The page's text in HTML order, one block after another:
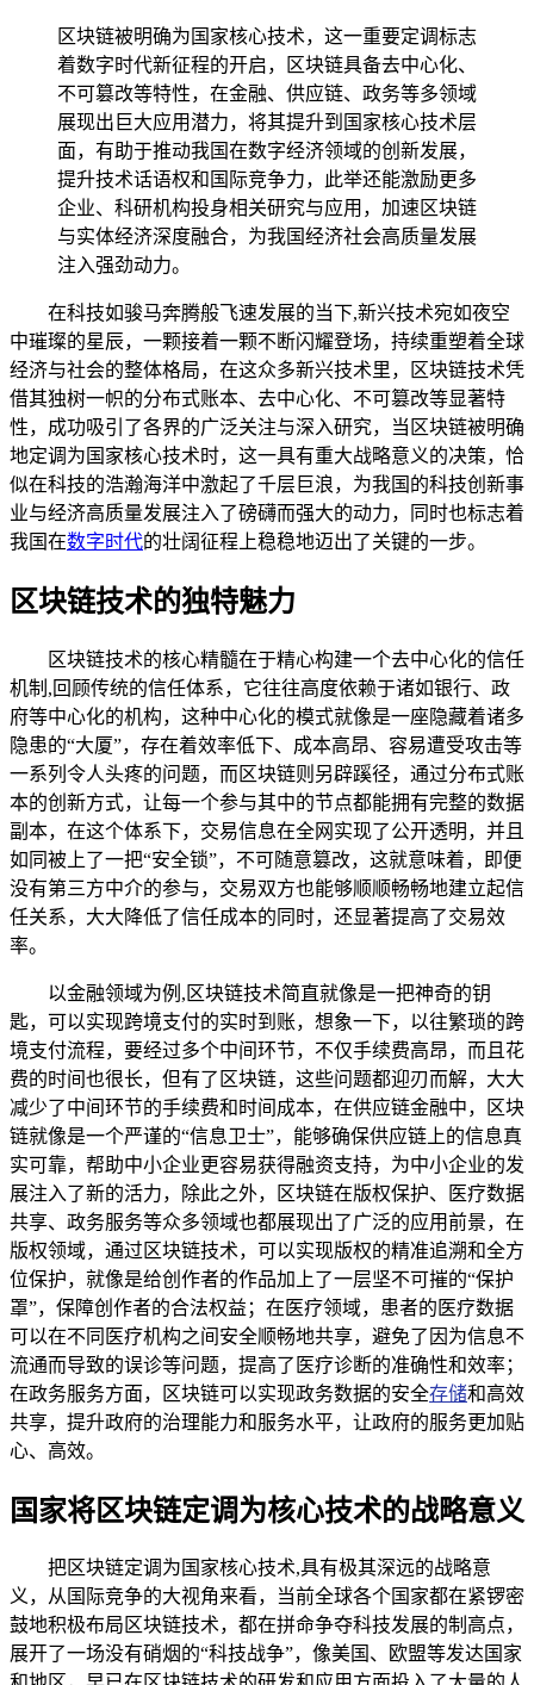
区块链被明确为国家核心技术，这一重要定调标志
着数字时代新征程的开启，区块链具备去中心化、
不可篡改等特性，在金融、供应链、政务等多领域
展现出巨大应用潜力，将其提升到国家核心技术层
面，有助于推动我国在数字经济领域的创新发展，
提升技术话语权和国际竞争力，此举还能激励更多
企业、科研机构投身相关研究与应用，加速区块链
与实体经济深度融合，为我国经济社会高质量发展
注入强劲动力。
在科技如骏马奔腾般飞速发展的当下,新兴技术宛如夜空
中璀璨的星辰，一颗接着一颗不断闪耀登场，持续重塑着全球
经济与社会的整体格局，在这众多新兴技术里，区块链技术凭
借其独树一帜的分布式账本、去中心化、不可篡改等显著特
性，成功吸引了各界的广泛关注与深入研究，当区块链被明确
地定调为国家核心技术时，这一具有重大战略意义的决策，恰
似在科技的浩瀚海洋中激起了千层巨浪，为我国的科技创新事
业与经济高质量发展注入了磅礴而强大的动力，同时也标志着
我国在数字时代的壮阔征程上稳稳地迈出了关键的一步。
区块链技术的独特魅力
区块链技术的核心精髓在于精心构建一个去中心化的信任
机制,回顾传统的信任体系，它往往高度依赖于诸如银行、政
府等中心化的机构，这种中心化的模式就像是一座隐藏着诸多
隐患的“大厦”，存在着效率低下、成本高昂、容易遭受攻击等
一系列令人头疼的问题，而区块链则另辟蹊径，通过分布式账
本的创新方式，让每一个参与其中的节点都能拥有完整的数据
副本，在这个体系下，交易信息在全网实现了公开透明，并且
如同被上了一把“安全锁”，不可随意篡改，这就意味着，即便
没有第三方中介的参与，交易双方也能够顺顺畅畅地建立起信
任关系，大大降低了信任成本的同时，还显著提高了交易效
率。
以金融领域为例,区块链技术简直就像是一把神奇的钥
匙，可以实现跨境支付的实时到账，想象一下，以往繁琐的跨
境支付流程，要经过多个中间环节，不仅手续费高昂，而且花
费的时间也很长，但有了区块链，这些问题都迎刃而解，大大
减少了中间环节的手续费和时间成本，在供应链金融中，区块
链就像是一个严谨的“信息卫士”，能够确保供应链上的信息真
实可靠，帮助中小企业更容易获得融资支持，为中小企业的发
展注入了新的活力，除此之外，区块链在版权保护、医疗数据
共享、政务服务等众多领域也都展现出了广泛的应用前景，在
版权领域，通过区块链技术，可以实现版权的精准追溯和全方
位保护，就像是给创作者的作品加上了一层坚不可摧的“保护
罩”，保障创作者的合法权益；在医疗领域，患者的医疗数据
可以在不同医疗机构之间安全顺畅地共享，避免了因为信息不
流通而导致的误诊等问题，提高了医疗诊断的准确性和效率；
在政务服务方面，区块链可以实现政务数据的安全存储和高效
共享，提升政府的治理能力和服务水平，让政府的服务更加贴
心、高效。
国家将区块链定调为核心技术的战略意义
把区块链定调为国家核心技术,具有极其深远的战略意
义，从国际竞争的大视角来看，当前全球各个国家都在紧锣密
鼓地积极布局区块链技术，都在拼命争夺科技发展的制高点，
展开了一场没有硝烟的“科技战争”，像美国、欧盟等发达国家